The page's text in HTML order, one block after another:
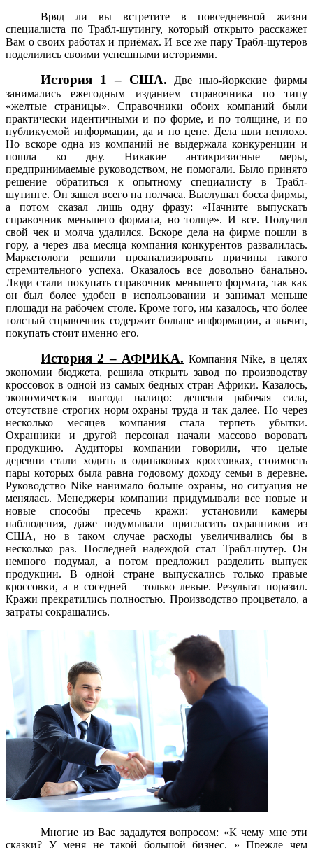
Вряд ли вы встретите в повседневной жизни
специалиста по Трабл-шутингу, который открыто расскажет
Вам о своих работах и приёмах. И все же пару Трабл-шутеров
поделились своими успешными историями.
История 1 – США. Две нью-йоркские фирмы
занимались ежегодным изданием справочника по типу
«желтые страницы». Справочники обоих компаний были
практически идентичными и по форме, и по толщине, и по
публикуемой информации, да и по цене. Дела шли неплохо.
Но вскоре одна из компаний не выдержала конкуренции и
пошла ко дну. Никакие антикризисные меры,
предпринимаемые руководством, не помогали. Было принято
решение обратиться к опытному специалисту в Трабл-
шутинге. Он зашел всего на полчаса. Выслушал босса фирмы,
а потом сказал лишь одну фразу: «Начните выпускать
справочник меньшего формата, но толще». И все. Получил
свой чек и молча удалился. Вскоре дела на фирме пошли в
гору, а через два месяца компания конкурентов развалилась.
Маркетологи решили проанализировать причины такого
стремительного успеха. Оказалось все довольно банально.
Люди стали покупать справочник меньшего формата, так как
он был более удобен в использовании и занимал меньше
площади на рабочем столе. Кроме того, им казалось, что более
толстый справочник содержит больше информации, а значит,
покупать стоит именно его.
История 2 – АФРИКА. Компания Nike, в целях
экономии бюджета, решила открыть завод по производству
кроссовок в одной из самых бедных стран Африки. Казалось,
экономическая выгода налицо: дешевая рабочая сила,
отсутствие строгих норм охраны труда и так далее. Но через
несколько месяцев компания стала терпеть убытки.
Охранники и другой персонал начали массово воровать
продукцию. Аудиторы компании говорили, что целые
деревни стали ходить в одинаковых кроссовках, стоимость
пары которых была равна годовому доходу семьи в деревне.
Руководство Nike нанимало больше охраны, но ситуация не
менялась. Менеджеры компании придумывали все новые и
новые способы пресечь кражи: установили камеры
наблюдения, даже подумывали пригласить охранников из
США, но в таком случае расходы увеличивались бы в
несколько раз. Последней надеждой стал Трабл-шутер. Он
немного подумал, а потом предложил разделить выпуск
продукции. В одной стране выпускались только правые
кроссовки, а в соседней – только левые. Результат поразил.
Кражи прекратились полностью. Производство процветало, а
затраты сокращались.
Многие из Вас зададутся вопросом: «К чему мне эти
сказки? У меня не такой большой бизнес. » Прежде чем